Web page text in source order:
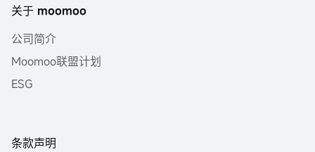
关于 moomoo
公司简介
Moomoo联盟计划
ESG
条款声明